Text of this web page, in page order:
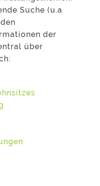
Suche (u.a
der
über